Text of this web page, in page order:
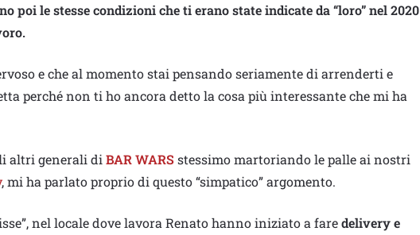
poi le stesse condizioni che ti erano state indicate da “loro” nel 2020
e che al momento stai pensando seriamente di arrenderti e
perché non ti ho ancora detto la cosa più interessante che mi ha
altri generali di BAR WARS stessimo martoriando le palle ai nostri
, mi ha parlato proprio di questo “simpatico” argomento.
nel locale dove lavora Renato hanno iniziato a faredelivery e